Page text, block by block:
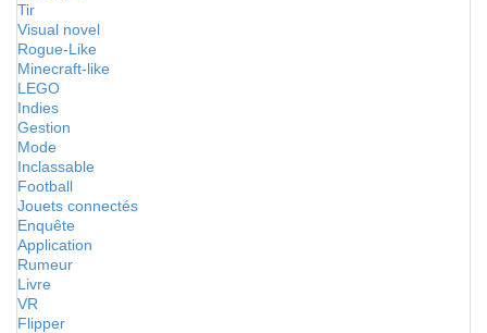
Tir
Visual novel
Rogue-Like
Minecraft-like
LEGO
Indies
Gestion
Mode
Inclassable
Football
Jouets connectés
Enquête
Application
Rumeur
Livre
VR
Flipper